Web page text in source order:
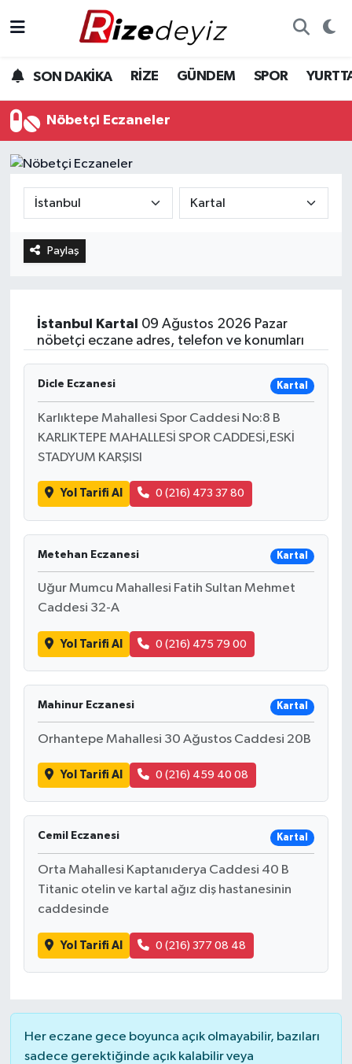
SON DAKİKA RİZE GÜNDEM SPOR
Nöbetçi Eczaneler
Paylaş
İstanbul Kartal
09 Ağustos 2026 Pazar
nöbetçi eczane adres, telefon ve konumları
Dicle Eczanesi Kartal
Karlıktepe Mahallesi Spor Caddesi No:8 B
KARLIKTEPE MAHALLESİ SPOR CADDESİ,ESKİ
STADYUM KARŞISI
Yol Tarifi Al 0 (216) 473 37 80
Metehan Eczanesi Kartal
Uğur Mumcu Mahallesi Fatih Sultan Mehmet
Caddesi 32-A
Yol Tarifi Al 0 (216) 475 79 00
Mahinur Eczanesi Kartal
Orhantepe Mahallesi 30 Ağustos Caddesi 20B
Yol Tarifi Al 0 (216) 459 40 08
Cemil Eczanesi Kartal
Orta Mahallesi Kaptanıderya Caddesi 40 B
Titanic otelin ve kartal ağız diş hastanesinin
caddesinde
Yol Tarifi Al 0 (216) 377 08 48
Her eczane gece boyunca açık olmayabilir, bazıları
sadece gerektiğinde açık kalabilir veya
Gündem
Yurttan Haberler
Teknoloji
Sağlık
Rize Hava Durumu
Rize Trafik Yoğunluk Haritası
Tüm Manşetler
Son Dakika Haberleri